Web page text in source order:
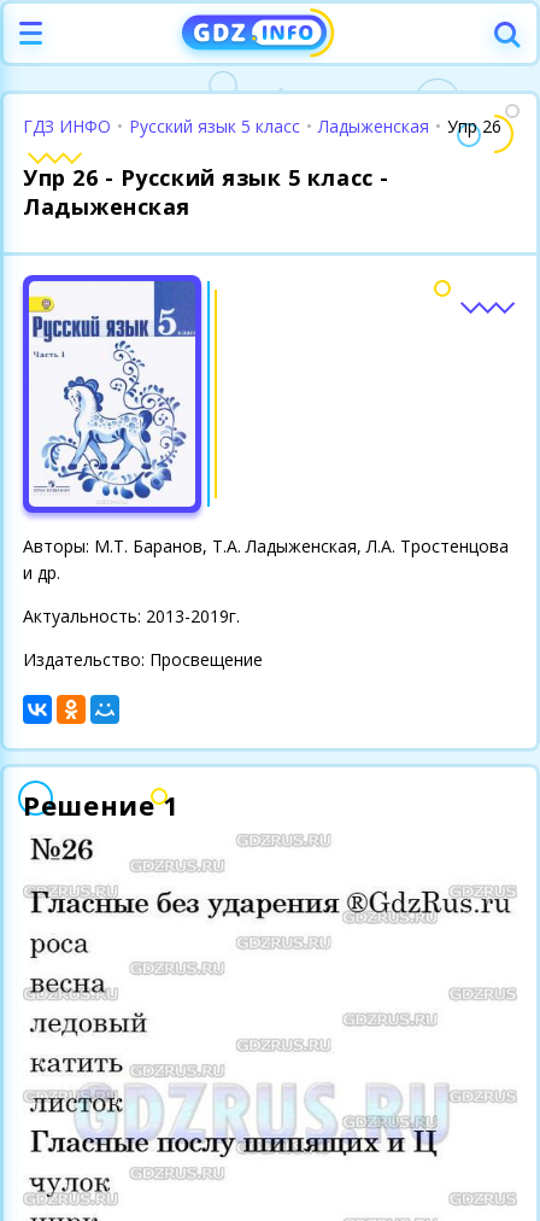
ГДЗ ИНФО • Русский язык 5 класс • Ладыженская • Упр 26
Упр 26 - Русский язык 5 класс -
Ладыженская
Авторы: М.Т. Баранов, Т.А. Ладыженская, Л.А. Тростенцова
и др.
Актуальность: 2013-2019г.
Издательство: Просвещение
Решение 1